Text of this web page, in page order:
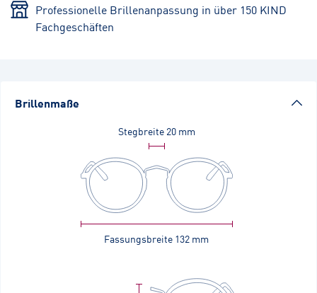
Professionelle Brillenanpassung in über 150 KIND
Fachgeschäften
Brillenmaße
Stegbreite 20 mm
Fassungsbreite 132 mm